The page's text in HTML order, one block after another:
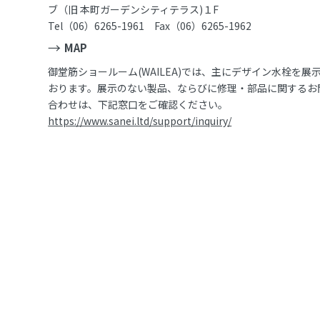
ブ（旧 本町ガーデンシティテラス)１F
Tel（06）6265-1961 Fax（06）6265-1962
MAP
御堂筋ショールーム(WAILEA)では、主にデザイン水栓を展
おります。展示のない製品、ならびに修理・部品に関するお
合わせは、下記窓口をご確認ください。
https://www.sanei.ltd/support/inquiry/